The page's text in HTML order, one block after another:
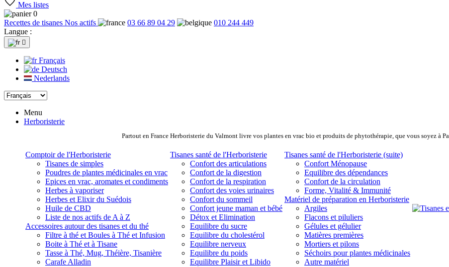
Mes listes
0
Recettes de tisanes Nos actifs 03 66 89 04 29
010 244 449
Langue :

Français
Deutsch
Nederlands
Menu
Herboristerie
Partout en France Herboristerie du Valmont livre vos plantes en vrac bio et produits de phytothérapie, que vous soyez à
Comptoir de l'Herboristerie
Tisanes de simples
Poudres de plantes médicinales en vrac
Epices en vrac, aromates et condiments
Herbes à vaporiser
Herbes et Elixir du Suédois
Huile de CBD
Liste de nos actifs de A à Z
Accessoires autour des tisanes et du thé
Filtre à thé et Boules à Thé et Infusion
Boite à Thé et à Tisane
Tasse à Thé, Mug, Théière, Tisanière
Carafe Alladin
Tisanes santé de l'Herboristerie
Confort des articulations
Confort de la digestion
Confort de la respiration
Confort des voies urinaires
Confort du sommeil
Confort jeune maman et bébé
Détox et Elimination
Equilibre du sucre
Equilibre du cholestérol
Equilibre nerveux
Equilibre du poids
Equilibre Plaisir et Libido
Tisanes santé de l'Herboristerie (suite)
Confort Ménopause
Equilibre des dépendances
Confort de la circulation
Forme, Vitalité & Immunité
Matériel de préparation en Herboristerie
Argiles
Flacons et piluliers
Gélules et gélulier
Matières premières
Mortiers et pilons
Séchoirs pour plantes médicinales
Autre matériel